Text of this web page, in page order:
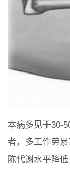
本病多见于30-
者，多工作劳
陈代谢水平降